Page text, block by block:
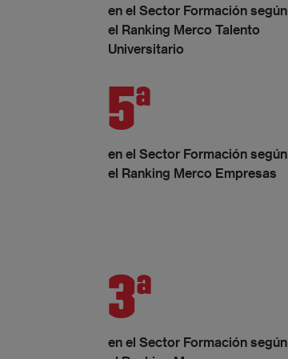
en el Sector Formación según
el Ranking Merco Talento
Universitario
5ª
en el Sector Formación según
el Ranking Merco Empresas
3ª
en el Sector Formación según